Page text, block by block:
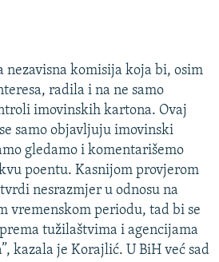
nezavisna komisija koja bi, osim
radila i na ne samo
imovinskih kartona. Ovaj
samo objavljuju imovinski
gledamo i komentarišemo
poentu. Kasnijom provjerom
nesrazmjer u odnosu na
vremenskom periodu, tad bi se
tužilaštvima i agencijama
kazala je Korajlić. U BiH već sad